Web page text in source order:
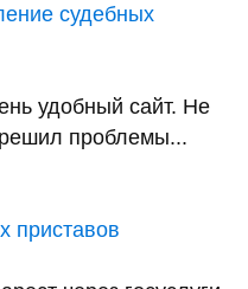
судебных
удобный сайт. Не
проблемы...
приставов